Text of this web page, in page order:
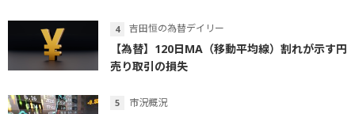
吉田恒の為替デイリー
【為替】120日MA（移動平均線）割れが示す円
売り取引の損失
市況概況